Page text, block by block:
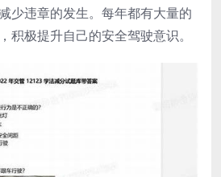
少违章的发生。每年都有大量的
积极提升自己的安全驾驶意识。